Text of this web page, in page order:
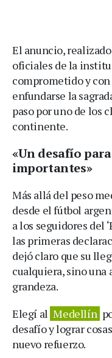
El anuncio,
oficiales de la
comprometido y
enfundarse la
paso por uno de los
continente.
«Un desafío
importantes»
Más allá del peso
desde el fútbol
a los seguidores del
las primeras
dejó claro que su
cualquiera, sino una
grandeza.
Elegí al Medellín
desafío y lograr
nuevo refuerzo.